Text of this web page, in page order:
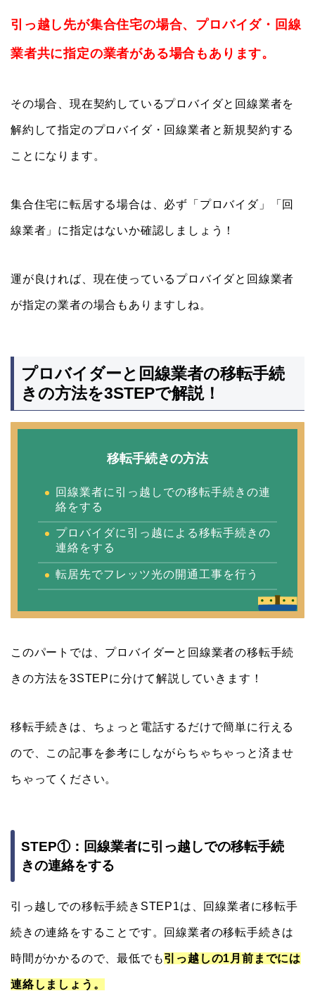
引っ越し先が集合住宅の場合、プロバイダ・回線
業者共に指定の業者がある場合もあります。
その場合、現在契約しているプロバイダと回線業者を
解約して指定のプロバイダ・回線業者と新規契約する
ことになります。
集合住宅に転居する場合は、必ず「プロバイダ」「回
線業者」に指定はないか確認しましょう！
運が良ければ、現在使っているプロバイダと回線業者
が指定の業者の場合もありますしね。
プロバイダーと回線業者の移転手続
きの方法を3STEPで解説！
移転手続きの方法
回線業者に引っ越しでの移転手続きの連
絡をする
プロバイダに引っ越による移転手続きの
連絡をする
転居先でフレッツ光の開通工事を行う
このパートでは、プロバイダーと回線業者の移転手続
きの方法を3STEPに分けて解説していきます！
移転手続きは、ちょっと電話するだけで簡単に行える
ので、この記事を参考にしながらちゃちゃっと済ませ
ちゃってください。
STEP①：回線業者に引っ越しでの移転手続
きの連絡をする
引っ越しでの移転手続きSTEP1は、回線業者に移転手
続きの連絡をすることです。回線業者の移転手続きは
時間がかかるので、最低でも引っ越しの1月前までには
連絡しましょう。